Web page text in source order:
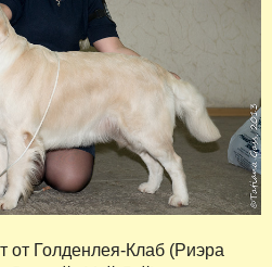
Голденлея-Клаб (Риэра